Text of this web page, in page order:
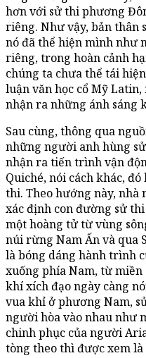
hơn với sử thi phương
riêng. Như vậy, bản thân
nó đã thể hiện mình như
riêng, trong hoàn cảnh
chúng ta chưa thể tái
luận văn học cổ Mỹ
nhận ra những ánh sáng
Sau cùng, thông qua
những người anh hùng
nhận ra tiến trình vận
Quiché, nói cách khác,
thi. Theo hướng này, nhà
xác định con đường sử
một hoàng tử từ vùng
núi rừng Nam Ấn và qua
là bóng dáng hành trình
xuống phía Nam, từ
khí xích đạo ngày càng
vua khỉ ở phương Nam,
người hòa vào nhau như
chinh phục của người
tòng theo thì được xem